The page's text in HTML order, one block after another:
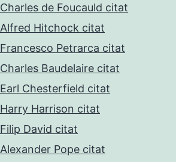
Charles de Foucauld citat
Alfred Hitchock citat
Francesco Petrarca citat
Charles Baudelaire citat
Earl Chesterfield citat
Harry Harrison citat
Filip David citat
Alexander Pope citat